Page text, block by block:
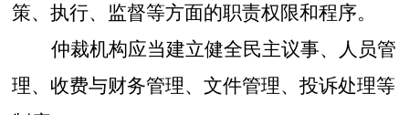
策、执行、监督等方面的职责权限和程序。
仲裁机构应当建立健全民主议事、人员管
理、收费与财务管理、文件管理、投诉处理等